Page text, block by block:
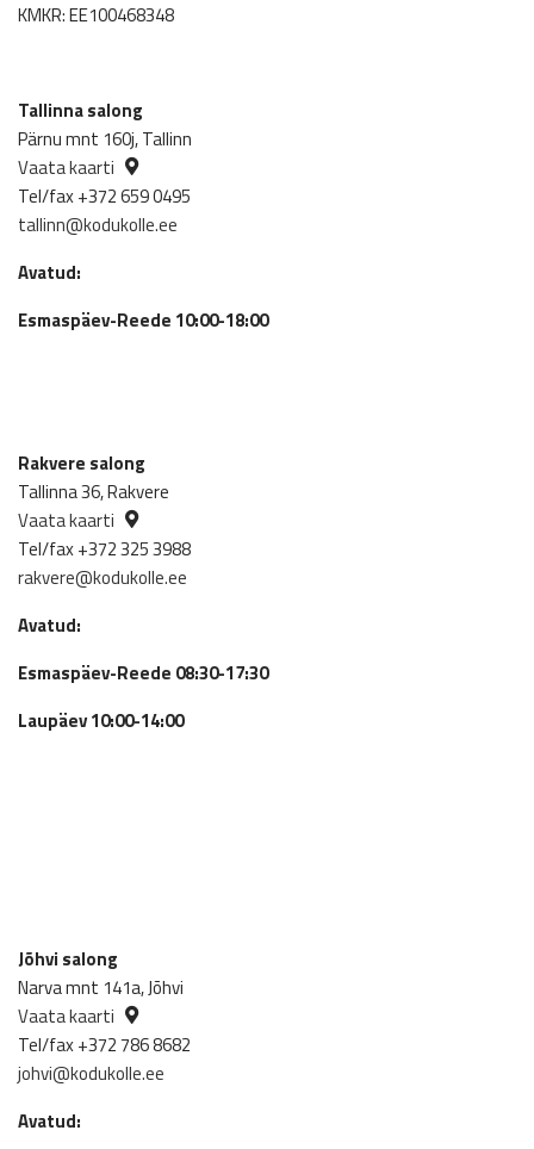
KMKR: EE100468348
Tallinna salong
Pärnu mnt 160j, Tallinn
Vaata kaarti
Tel/fax +372 659 0495
tallinn@kodukolle.ee
Avatud:
Esmaspäev-Reede 10:00-18:00
Rakvere salong
Tallinna 36, Rakvere
Vaata kaarti
Tel/fax +372 325 3988
rakvere@kodukolle.ee
Avatud:
Esmaspäev-Reede 08:30-17:30
Laupäev 10:00-14:00
Jõhvi salong
Narva mnt 141a, Jõhvi
Vaata kaarti
Tel/fax +372 786 8682
johvi@kodukolle.ee
Avatud: